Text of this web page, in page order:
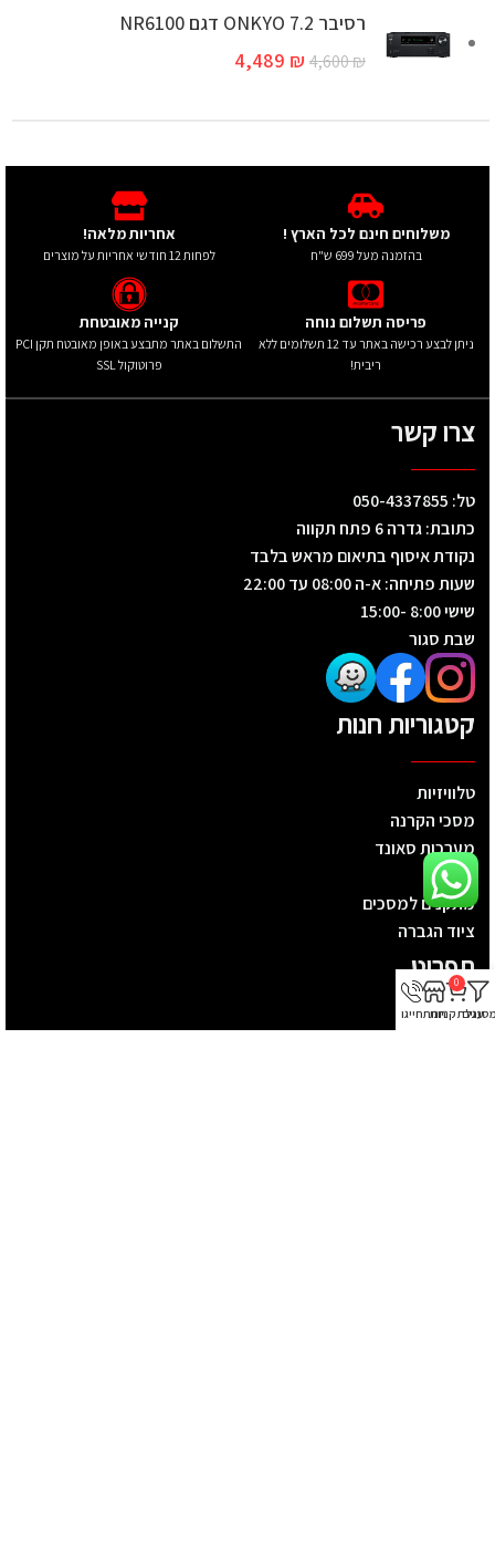
רסיבר ONKYO 7.2 דגם NR6100
4,600₪
4,489 ₪
משלוחים חינם לכל הארץ !
בהזמנה מעל 699 ש"ח
אחריות מלאה!
לפחות 12 חודשי אחריות על מוצרים
פריסה תשלום נוחה
ניתן לבצע רכישה באתר עד 12 תשלומים ללא
ריבית!
קנייה מאובטחת
התשלום באתר מתבצע באופן מאובטח תקן PCI
פרוטוקול SSL
צרו קשר
טל: 050-4337855
כתובת: גדרה 6 פתח תקווה
נקודת איסוף בתיאום מראש בלבד
שעות פתיחה: א-ה 08:00 עד 22:00
שישי 8:00 -15:00
שבת סגור
קטגוריות חנות
טלוויזיות
מסכי הקרנה
מערכות סאונד
מקרנים
מתקנים למסכים
ציוד הגברה
תפריט
מסננים
0
עגלת קניות
חנותחייגו